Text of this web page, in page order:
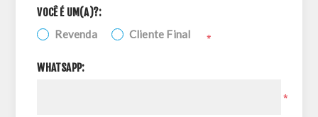
VOCÊ É UM(A)?:
Revenda Cliente Final *
WHATSAPP:
*